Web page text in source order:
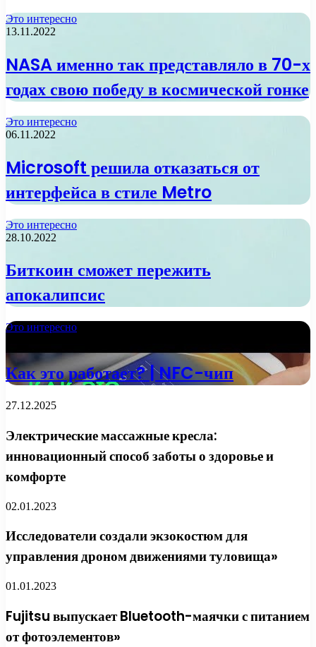
Это интересно
13.11.2022
NASA именно так представляло в 70-х
годах свою победу в космической гонке
Это интересно
06.11.2022
Microsoft решила отказаться от
интерфейса в стиле Metro
Это интересно
28.10.2022
Биткоин сможет пережить
апокалипсис
Это интересно
Как это работает? | NFC-чип
27.12.2025
Электрические массажные кресла:
инновационный способ заботы о здоровье и
комфорте
02.01.2023
Исследователи создали экзокостюм для
управления дроном движениями туловища»
01.01.2023
Fujitsu выпускает Bluetooth-маячки с питанием
от фотоэлементов»